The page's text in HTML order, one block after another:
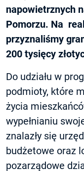
napowietrznych
Pomorzu. Na
przyznaliśmy
200 tysięcy
Do udziału w
podmioty, które
życia
wypełnianiu
znalazły się
budżetowe oraz
pozarządowe